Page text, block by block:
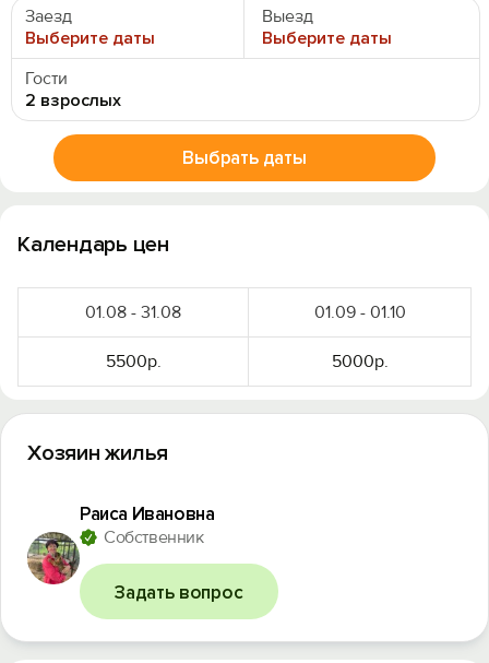
Заезд
Выберите даты
Выезд
Выберите даты
Гости
2 взрослых
Выбрать даты
Календарь цен
01.08 - 31.08 01.09 - 01.10
5500р. 5000р.
Хозяин жилья
Раиса Ивановна
Собственник
Задать вопрос
Вход на сайт